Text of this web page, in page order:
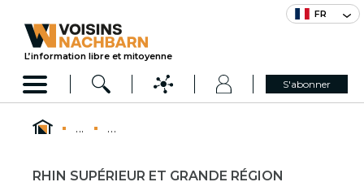
FR
L’information libre et mitoyenne
S'abonner
... ...
RHIN SUPÉRIEUR ET GRANDE RÉGION